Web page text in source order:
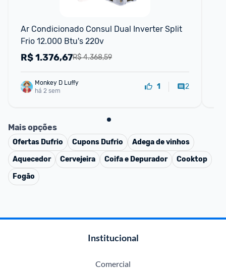
Ar Condicionado Consul Dual Inverter Split
Frio 12.000 Btu's 220v
R$ 4.368,59
R$1.376,67
Monkey D Luffy
há 2 sem
1 2
Mais opções
Ofertas Dufrio Cupons Dufrio
Adega de vinhos
Aquecedor
Cervejeira Coifa e Depurador
Cooktop
Fogão
Institucional
Comercial